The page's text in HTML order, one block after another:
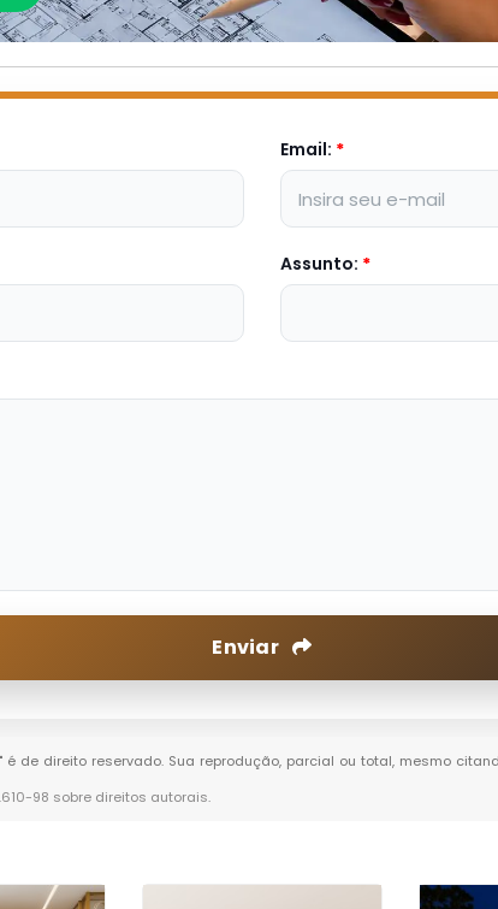
Email: *
Assunto: *
Enviar
" é de direito reservado. Sua reprodução, parcial ou total, mesmo
98 sobre direitos autorais.